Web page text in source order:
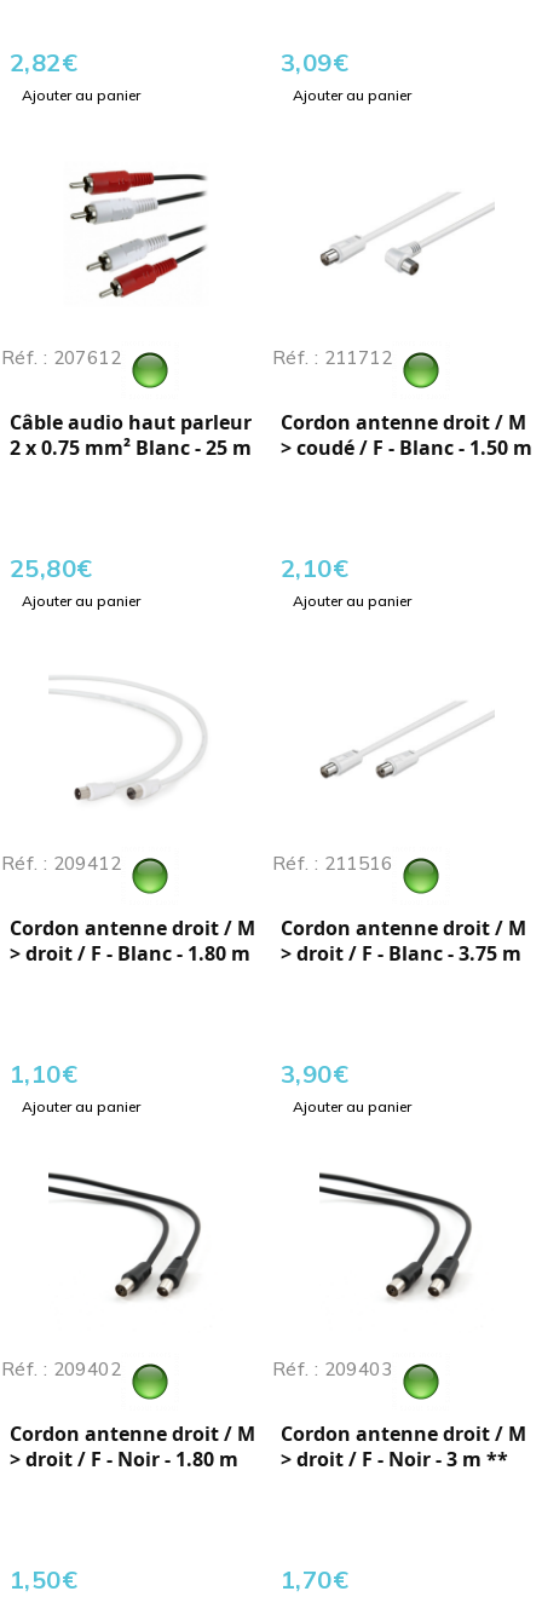
2,82€
Ajouter au panier
3,09€
Ajouter au panier
Réf. : 207612
Câble audio haut parleur
2 x 0.75 mm² Blanc - 25 m
25,80€
Ajouter au panier
Réf. : 211712
Cordon antenne droit / M
> coudé / F - Blanc - 1.50 m
2,10€
Ajouter au panier
Réf. : 209412
Cordon antenne droit / M
> droit / F - Blanc - 1.80 m
1,10€
Ajouter au panier
Réf. : 211516
Cordon antenne droit / M
> droit / F - Blanc - 3.75 m
3,90€
Ajouter au panier
Réf. : 209402
Cordon antenne droit / M
> droit / F - Noir - 1.80 m
1,50€
Réf. : 209403
Cordon antenne droit / M
> droit / F - Noir - 3 m **
1,70€